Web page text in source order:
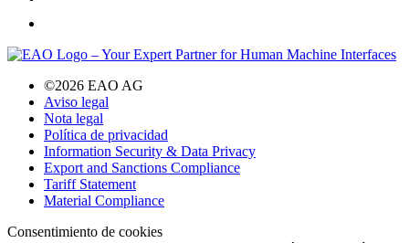
©2026 EAO AG
Aviso legal
Nota legal
Política de privacidad
Information Security & Data Privacy
Export and Sanctions Compliance
Tariff Statement
Material Compliance
Consentimiento de cookies